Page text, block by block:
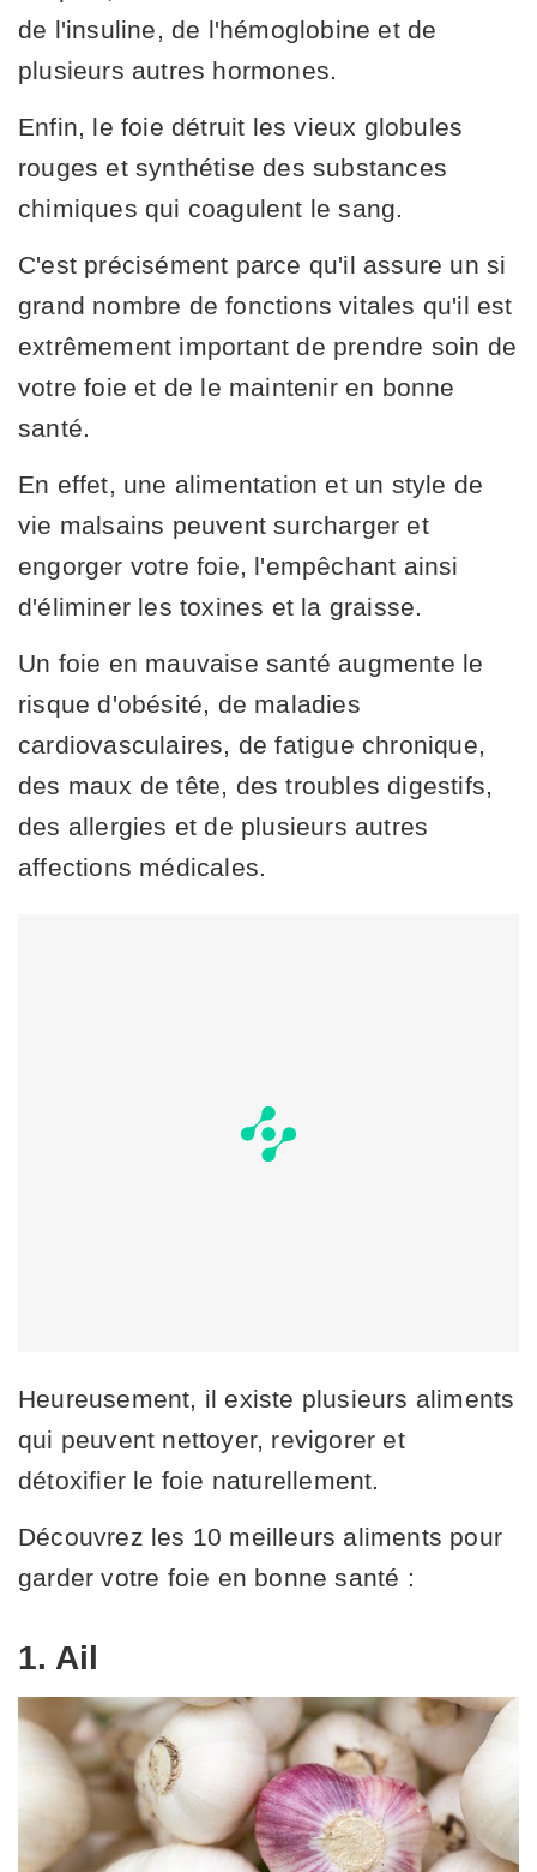
de l'insuline, de l'hémoglobine et de
plusieurs autres hormones.
Enfin, le foie détruit les vieux globules
rouges et synthétise des substances
chimiques qui coagulent le sang.
C'est précisément parce qu'il assure un si
grand nombre de fonctions vitales qu'il est
extrêmement important de prendre soin de
votre foie et de le maintenir en bonne
santé.
En effet, une alimentation et un style de
vie malsains peuvent surcharger et
engorger votre foie, l'empêchant ainsi
d'éliminer les toxines et la graisse.
Un foie en mauvaise santé augmente le
risque d'obésité, de maladies
cardiovasculaires, de fatigue chronique,
des maux de tête, des troubles digestifs,
des allergies et de plusieurs autres
affections médicales.
Heureusement, il existe plusieurs aliments
qui peuvent nettoyer, revigorer et
détoxifier le foie naturellement.
Découvrez les 10 meilleurs aliments pour
garder votre foie en bonne santé :
1. Ail